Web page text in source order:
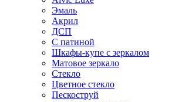
Эмаль
Акрил
ДСП
С патиной
Шкафы-купе с зеркалом
Матовое зеркало
Стекло
Цветное стекло
Пескоструй